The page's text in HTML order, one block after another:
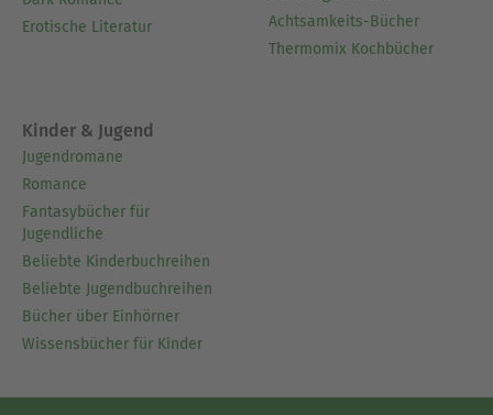
Erotische Literatur
Achtsamkeits-Bücher
Thermomix Kochbücher
Kinder & Jugend
Jugendromane
Romance
Fantasybücher für
Jugendliche
Beliebte Kinderbuchreihen
Beliebte Jugendbuchreihen
Bücher über Einhörner
Wissensbücher für Kinder